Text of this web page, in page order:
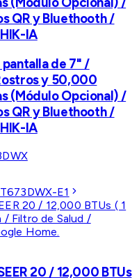
QR y Bluethooth /
IA
pantalla de 7" /
y 50,000
(Módulo Opcional) /
QR y Bluethooth /
IA
E1
20 / 12,000 BTUs